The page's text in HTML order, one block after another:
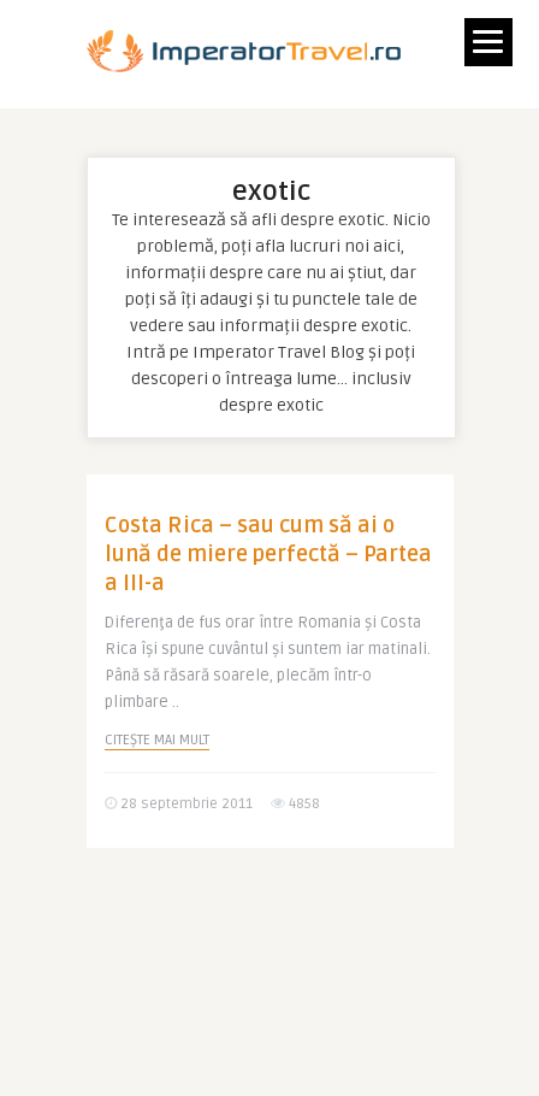
exotic
Te interesează să afli despre exotic. Nicio
problemă, poți afla lucruri noi aici,
informații despre care nu ai știut, dar
poți să îți adaugi și tu punctele tale de
vedere sau informații despre exotic.
Intră pe Imperator Travel Blog și poți
descoperi o întreaga lume… inclusiv
despre exotic
Costa Rica – sau cum să ai o
lună de miere perfectă – Partea
a III-a
Diferenţa de fus orar între Romania şi Costa
Rica îşi spune cuvântul şi suntem iar matinali.
Până să răsară soarele, plecăm într-o
plimbare ..
CITEȘTE MAI MULT
28 septembrie 2011 4858